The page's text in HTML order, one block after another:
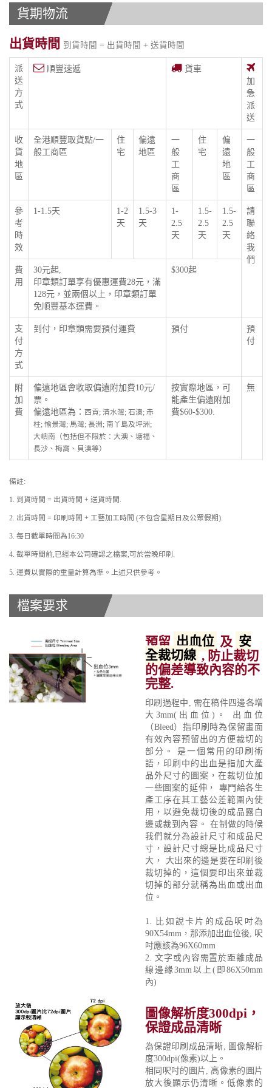
貨期物流
出貨時間 到貨時間 = 出貨時間 + 送貨時間
派
送
方
式
順豐速遞
貨車
加
急
派
送
收
貨
地
區
全港順豐取貨點/一
般工商區
住
宅
偏遠
地區
一
般
工
商
區
住
宅
偏
遠
地
區
一
般
工
商
區
參
考
時
效
1-1.5天
1-2
天
1.5-3
天
1-
2.5
天
1.5-
2.5
天
1.5-
2.5
天
請
聯
絡
我
們
費
用
30元起,
印章類訂單享有優惠運費28元，滿
128元，並兩個以上，印章類訂單
免順豐基本運費。
$300起
支
付
方
式
到付，印章類需要預付運費 預付
預
付
附
加
費
偏遠地區會收取偏遠附加費10元/
票。
偏遠地區為： 西貢; 清水灣; 石澳; 赤
柱; 愉景灣; 馬灣; 長洲; 南丫島及坪洲;
大嶼南（包括但不限於：大澳、塘福、
長沙、梅窩、貝澳等）
按實際地區，可
能產生偏遠附加
費$60-$300.
無
備註:
1. 到貨時間 = 出貨時間 + 送貨時間.
2. 出貨時間 = 印刷時間 + 工藝加工時間 (不包含星期日及公眾假期).
3. 每日截單時間為16:30
4. 截單時間前,已經本公司確認之檔案,可於當晚印刷.
5. 運費以實際的重量計算為準。上述只供參考。
檔案要求
預留 出血位 及 安
全裁切線, 防止裁切
的偏差導致內容的不
完整.
印刷過程中, 需在稿件四邊各增
大3mm(出血位)。 出血位
（Bleed）指印刷時為保留畫面
有效內容預留出的方便裁切的
部分。 是一個常用的印刷術
語，印刷中的出血是指加大產
品外尺寸的圖案，在裁切位加
一些圖案的延伸， 專門給各生
產工序在其工藝公差範圍內使
用，以避免裁切後的成品露白
邊或裁到內容。 在制做的時候
我們就分為設計尺寸和成品尺
寸，設計尺寸總是比成品尺寸
大， 大出來的邊是要在印刷後
裁切掉的，這個要印出來並裁
切掉的部分就稱為出血或出血
位。
1. 比如說卡片的成品呎吋為
90X54mm，那添加出血位後, 呎
吋應該為96X60mm
2. 文字或內容需置於距離成品
線邊緣3mm以上(即86X50mm
內)
圖像解析度300dpi，
保證成品清晰
為保證印刷成品清晰, 圖像解析
度300dpi(像素)以上。
相同呎吋的圖片, 高像素的圖片
放大後顯示仍清晰。低像素的